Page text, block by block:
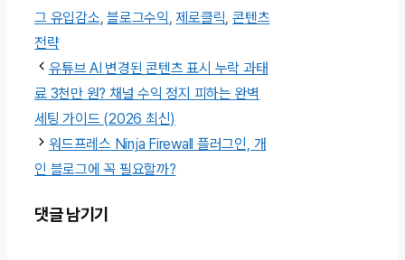
테
고
리
그
그 유입감소,블로그수익, 제로클릭,콘텐츠
전략
유튜브 AI 변경된 콘텐츠 표시 누락 과태
료 3천만 원? 채널 수익 정지 피하는 완벽
세팅 가이드 (2026 최신)
워드프레스 Ninja Firewall 플러그인, 개
인 블로그에 꼭 필요할까?
댓글 남기기